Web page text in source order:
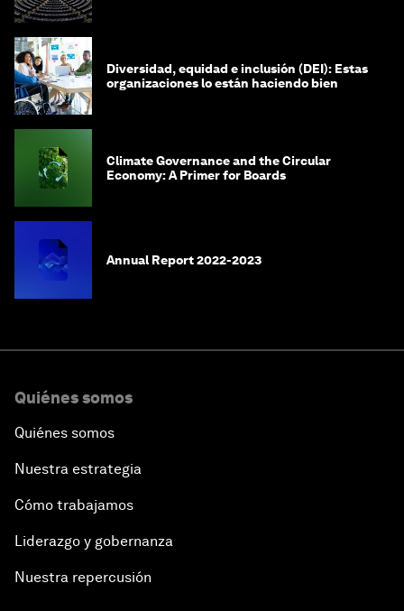
Diversidad, equidad e inclusión (DEI): Estas
organizaciones lo están haciendo bien
Climate Governance and the Circular
Economy: A Primer for Boards
Annual Report 2022-2023
Quiénes somos
Quiénes somos
Nuestra estrategia
Cómo trabajamos
Liderazgo y gobernanza
Nuestra repercusión